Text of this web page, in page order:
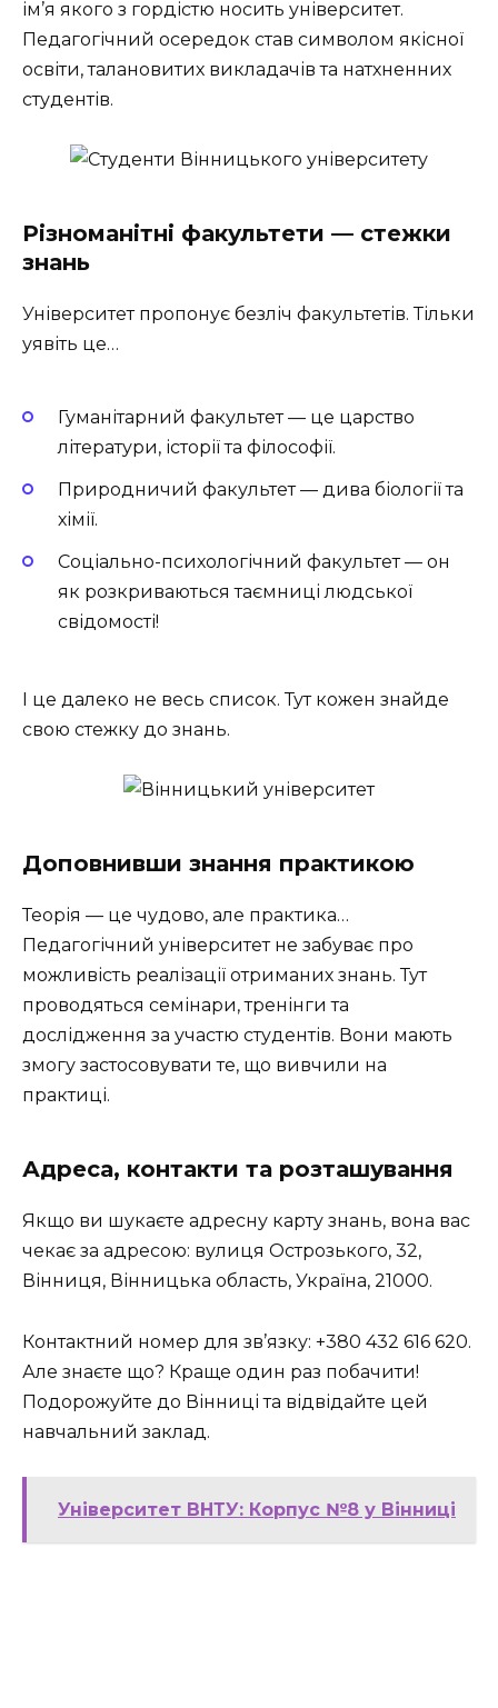
ім’я якого з гордістю носить університет.
Педагогічний осередок став символом якісної
освіти, талановитих викладачів та натхненних
студентів.
Різноманітні факультети — стежки
знань
Університет пропонує безліч факультетів. Тільки
уявіть це…
Гуманітарний факультет — це царство
літератури, історії та філософії.
Природничий факультет — дива біології та
хімії.
Соціально-психологічний факультет — он
як розкриваються таємниці людської
свідомості!
І це далеко не весь список. Тут кожен знайде
свою стежку до знань.
Доповнивши знання практикою
Теорія — це чудово, але практика…
Педагогічний університет не забуває про
можливість реалізації отриманих знань. Тут
проводяться семінари, тренінги та
дослідження за участю студентів. Вони мають
змогу застосовувати те, що вивчили на
практиці.
Адреса, контакти та розташування
Якщо ви шукаєте адресну карту знань, вона вас
чекає за адресою: вулиця Острозького, 32,
Вінниця, Вінницька область, Україна, 21000.
Контактний номер для зв’язку: +380 432 616 620.
Але знаєте що? Краще один раз побачити!
Подорожуйте до Вінниці та відвідайте цей
навчальний заклад.
Університет ВНТУ: Корпус №8 у Вінниці